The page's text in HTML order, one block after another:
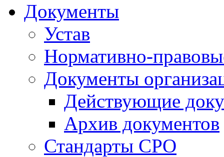
Документы
Устав
Нормативно-
Документы
Действующие
Архив документов
Стандарты СРО